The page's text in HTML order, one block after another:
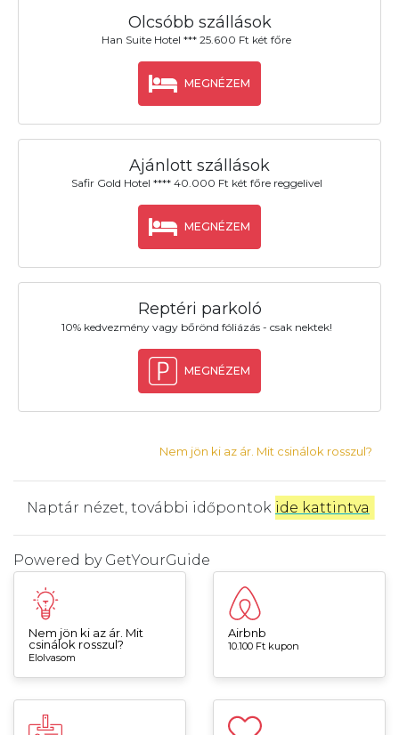
Olcsóbb szállások
Han Suite Hotel *** 25.600 Ft két főre
MEGNÉZEM
Ajánlott szállások
Safir Gold Hotel **** 40.000 Ft két főre reggelivel
MEGNÉZEM
Reptéri parkoló
10% kedvezmény vagy bőrönd fóliázás - csak nektek!
MEGNÉZEM
Nem jön ki az ár. Mit csinálok rosszul?
Naptár nézet, további időpontok ide kattintva
Powered by GetYourGuide
Nem jön ki az ár. Mit
csinálok rosszul?
Elolvasom
Airbnb
10.100 Ft kupon